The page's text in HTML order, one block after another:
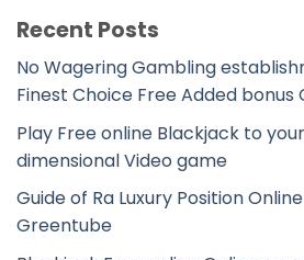
Recent Posts
No Wagering Gambling
Finest Choice Free Added bonus
Play Free online Blackjack to
dimensional Video game
Guide of Ra Luxury Position
Greentube